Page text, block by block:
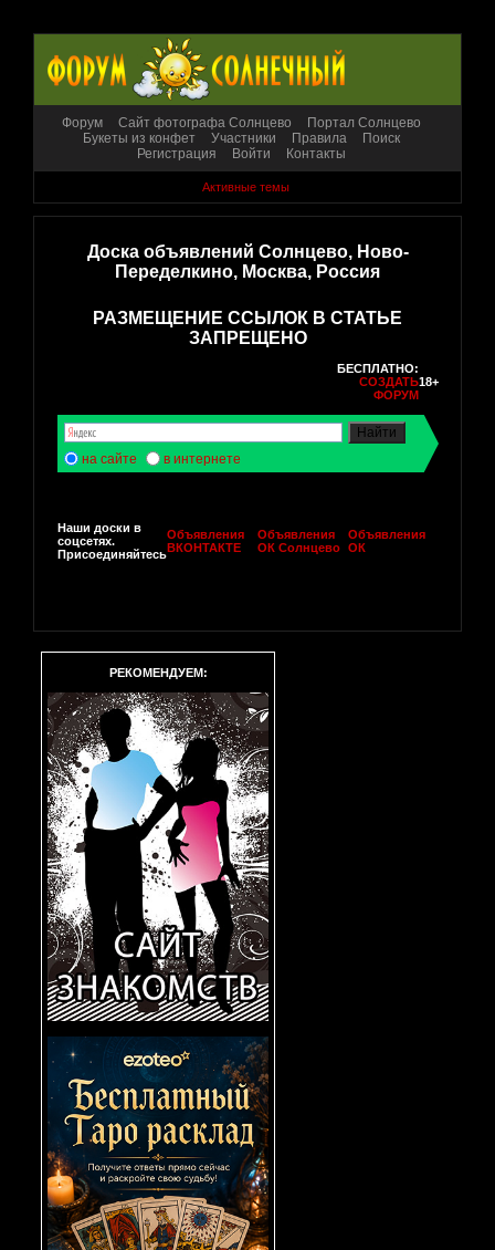
Форум Сайт фотографа Солнцево
Портал Солнцево
Букеты из конфет
Участники Правила
Поиск
Регистрация
Войти Контакты
Активные темы
Доска объявлений Солнцево, Ново-
Переделкино, Москва, Россия
РАЗМЕЩЕНИЕ ССЫЛОК В СТАТЬЕ
ЗАПРЕЩЕНО
БЕСПЛАТНО:
СОЗДАТЬ
ФОРУМ
18+
на сайте в интернете
Наши доски в
соцсетях.
Присоединяйтесь
Объявления
ВКОНТАКТЕ
Объявления
ОК Солнцево
Объявления
ОК
РЕКОМЕНДУЕМ: